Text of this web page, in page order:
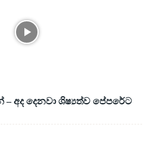
අද දෙනවා ශිෂ්‍යත්ව පේපරේට